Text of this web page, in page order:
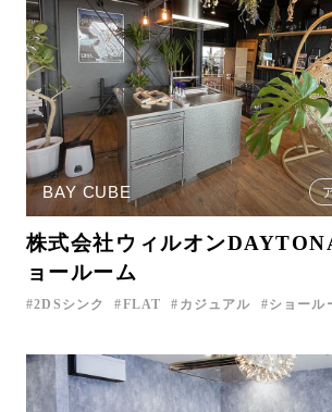
BAY CUBE
株式会社ウィルオン
ョールーム
2DSシンク FLAT カジュアル ショール